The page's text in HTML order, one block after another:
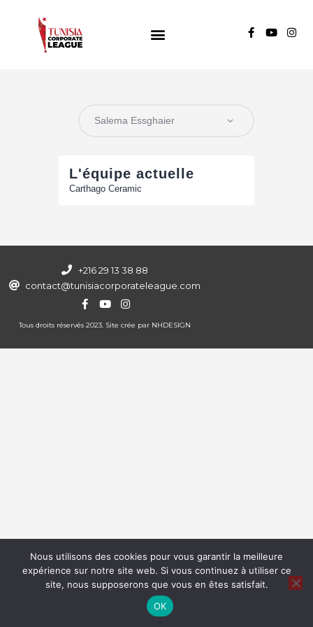
TUNISIA CORPORATE LEAGUE
Groupe B
L'équipe actuelle
Carthago Ceramic
+216 29 13 38 88
contact@tunisiacorporateleague.com
Tous droits réservés 2023. Site crée par NHDESIGN
Nous utilisons des cookies pour vous garantir la meilleure
expérience sur notre site web. Si vous continuez à utiliser ce
site, nous supposerons que vous en êtes satisfait.
OK